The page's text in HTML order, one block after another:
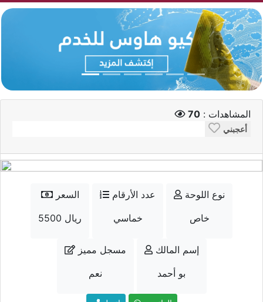
المشاهدات : 70
أعجبني
السعر
5500 ريال
عدد الأرقام
خماسي
نوع اللوحة
خاص
مسجل مميز
نعم
إسم المالك
بو أحمد